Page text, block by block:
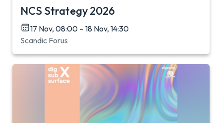
NCS Strategy 2026
17 Nov, 08:00 – 18 Nov, 14:30
Scandic Forus